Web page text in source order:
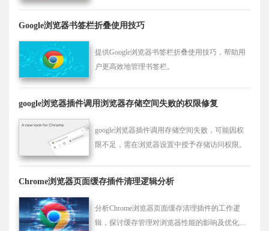
Google浏览器书签栏折叠使用技巧
提供Google浏览器书签栏折叠使用技巧，帮助用
户更高效地管理书签栏。
google浏览器插件调用浏览器存储空间失败的权限修复
google浏览器插件调用存储空间失败，可能因权
限不足，需在浏览器设置中授予存储访问权限。
Chrome浏览器页面缓存插件清理逻辑分析
分析Chrome浏览器页面缓存清理插件的工作逻
辑，探讨缓存管理对浏览器性能的影响及优化策